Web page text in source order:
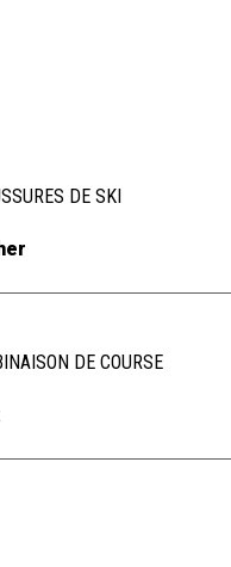
DE SKI
DE COURSE